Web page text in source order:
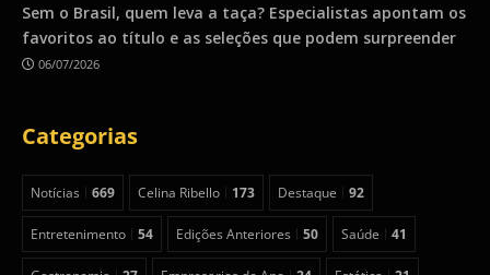
Sem o Brasil, quem leva a taça? Especialistas apontam os
favoritos ao título e as seleções que podem surpreender
06/07/2026
Categorias
Notícias 669 Celina Ribello 173 Destaque 92
Entretenimento 54 Edições Anteriores 50 Saúde 41